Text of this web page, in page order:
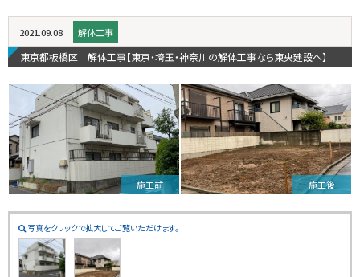
2021.09.08 解体工事
東京都板橋区 解体工事【東京・埼玉・神奈川の解体工事なら東央建設へ】
施工前 施工後
写真をクリックで拡大してご覧いただけます。